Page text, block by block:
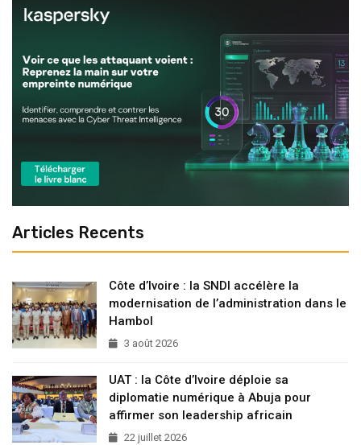
Articles Recents
Côte d’Ivoire : la SNDI accélère la
modernisation de l’administration dans le
Hambol
3 août 2026
UAT : la Côte d’Ivoire déploie sa
diplomatie numérique à Abuja pour
affirmer son leadership africain
22 juillet 2026